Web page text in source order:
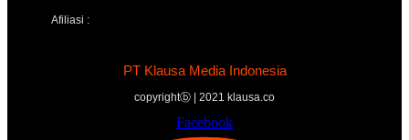
Afiliasi :
PT Klausa Media Indonesia
copyrightⓑ | 2021 klausa.co
Facebook